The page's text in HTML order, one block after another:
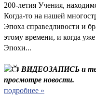
200-летия Учения,
Когда-то на нашей
Эпоха справедливости и
этому времени, и когда
Эпохи...
ВИДЕОЗАПИСЬ и
просмотре новости.
подробнее »